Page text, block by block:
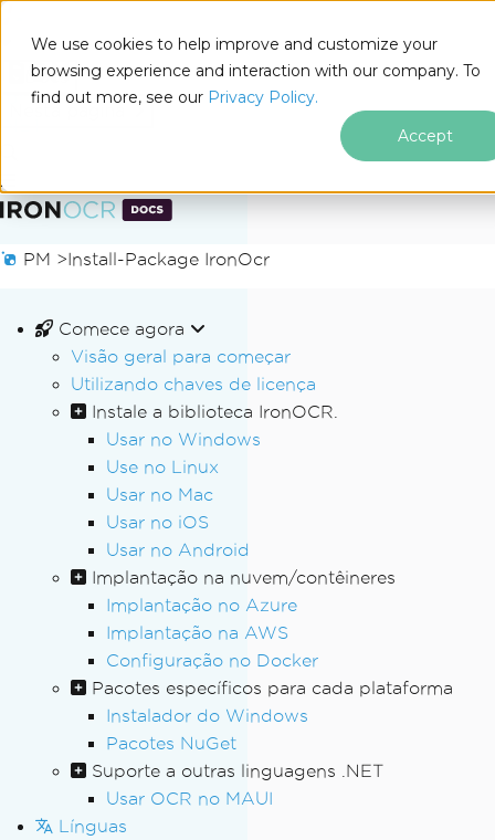
We use cookies to help improve and customize your
browsing experience and interaction with our company. To
find out more, see our Privacy Policy.
Accept
Ir para o conteúdo do rodapé
Docs
PM >Install-Package IronOcr
Comece agora
Visão geral para começar
Utilizando chaves de licença
Instale a biblioteca IronOCR.
Usar no Windows
Use no Linux
Usar no Mac
Usar no iOS
Usar no Android
Implantação na nuvem/contêineres
Implantação no Azure
Implantação na AWS
Configuração no Docker
Pacotes específicos para cada plataforma
Instalador do Windows
Pacotes NuGet
Suporte a outras linguagens .NET
Usar OCR no MAUI
Línguas